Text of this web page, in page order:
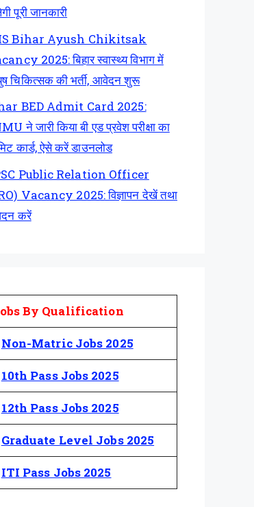
पूरी जानकारी
Bihar Ayush Chikitsak
2025: बिहार स्वास्थ्य विभाग में
चिकित्सक की भर्ती, आवेदन शुरू
BED Admit Card 2025:
ने जारी किया बी एड प्रवेश परीक्षा का
कार्ड, ऐसे करें डाउनलोड
Public Relation Officer
Vacancy 2025: विज्ञापन देखें तथा
करें
By Qualification
Non-Matric Jobs 2025
10th Pass Jobs 2025
12th Pass Jobs 2025
Graduate Level Jobs 2025
ITI Pass Jobs 2025